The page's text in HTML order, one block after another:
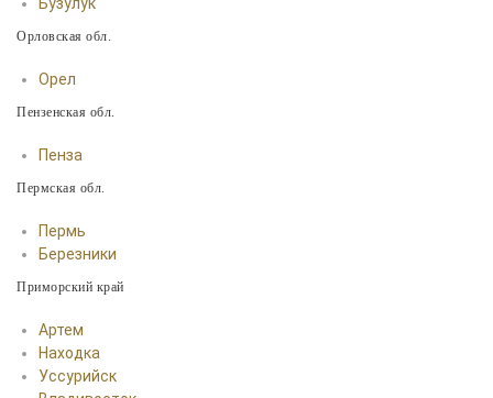
Орловская обл.
Орел
Пензенская обл.
Пенза
Пермская обл.
Пермь
Березники
Приморский край
Артем
Находка
Уссурийск